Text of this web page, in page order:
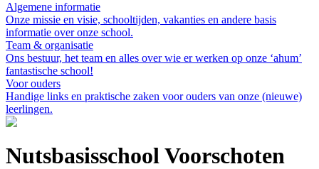
Algemene informatie
Onze missie en visie, schooltijden, vakanties en andere basis
informatie over onze school.
Team & organisatie
Ons bestuur, het team en alles over wie er werken op onze ‘ahum’
fantastische school!
Voor ouders
Handige links en praktische zaken voor ouders van onze (nieuwe)
leerlingen.
Nutsbasisschool Voorschoten